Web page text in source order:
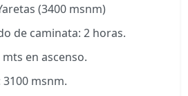
(3400 msnm)
de caminata: 2 horas.
en ascenso.
msnm.